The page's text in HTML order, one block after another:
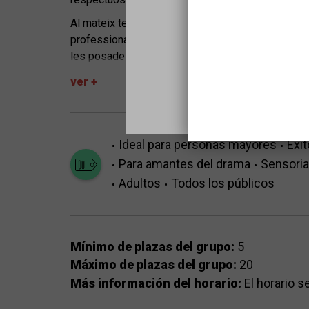
Al mateix temps, es podrà experimentar com és
professional, interactuar amb els seus ballarins
les posades en escena (vestuari, utileria, etc.).
ver +
Ideal para personas mayores
Para amantes del drama
Sensorial
Adultos
Todos los públicos
Mínimo de plazas del grupo: 5
Máximo de plazas del grupo: 20
Más información del horario: El horario